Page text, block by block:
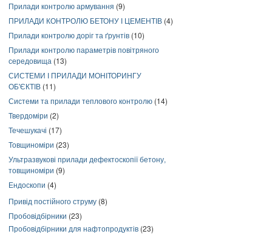
Прилади контролю армування (9)
ПРИЛАДИ КОНТРОЛЮ БЕТОНУ І ЦЕМЕНТІВ (4)
Прилади контролю доріг та ґрунтів (10)
Прилади контролю параметрів повітряного
середовища (13)
СИСТЕМИ І ПРИЛАДИ МОНІТОРИНГУ
ОБ'ЄКТІВ (11)
Системи та прилади теплового контролю (14)
Твердоміри (2)
Течешукачі (17)
Товщиноміри (23)
Ультразвукові прилади дефектоскопії бетону,
товщиноміри (9)
Ендоскопи (4)
Привід постійного струму (8)
Пробовідбірники (23)
Пробовідбірники для нафтопродуктів (23)